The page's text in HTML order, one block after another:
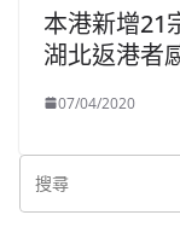
本港新增21
湖北返港者
07/04/2020